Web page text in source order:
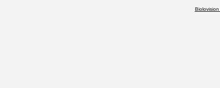
Biolovision